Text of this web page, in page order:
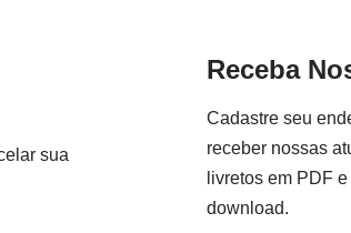
sua
Receba
Cadastre seu
receber nossas
livretos em PDF
download.